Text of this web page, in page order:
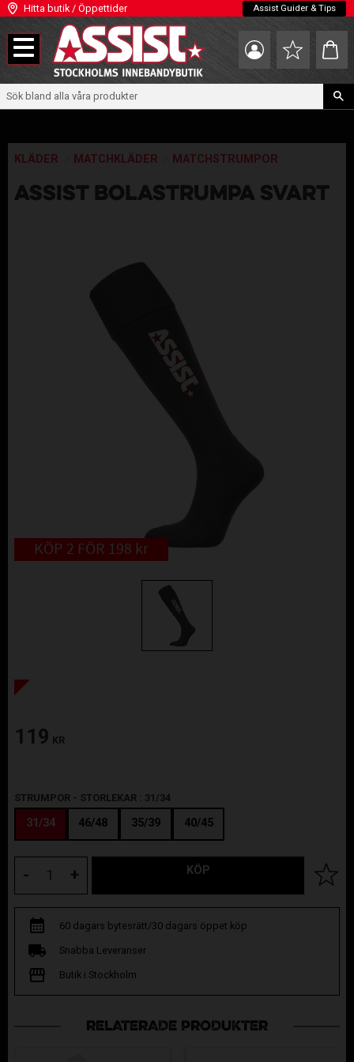
Meny
Hitta butik / Öppettider Assist Guider & Tips
Favoriter
KLÄDER MATCHKLÄDER MATCHSTRUMPOR
ASSIST BOLASTRUMPA SVART
KÖP 2 FÖR 198 kr
119 KR
STRUMPOR - STORLEKAR : 31/34
31/34 46/48 35/39 40/45
+
- KÖP Lägg
60 dagars bytesrätt/30 dagars öppet köp
Snabba Leveranser
Butik i Stockholm
RELATERADE PRODUKTER